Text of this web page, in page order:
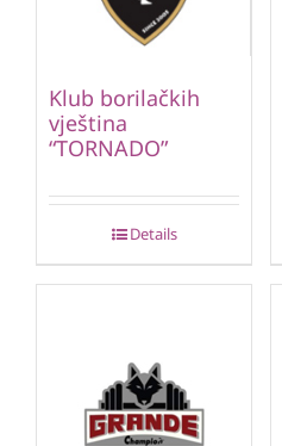
Klub borilačkih
vještina
“TORNADO”
Details